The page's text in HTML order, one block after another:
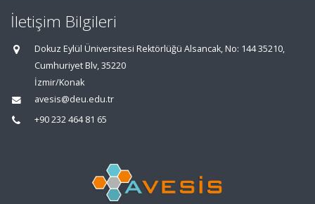
İletişim Bilgileri
Dokuz Eylül Üniversitesi Rektörlüğü Alsancak, No: 144 35210,
Cumhuriyet Blv, 35220
İzmir/Konak
avesis@deu.edu.tr
+90 232 464 81 65